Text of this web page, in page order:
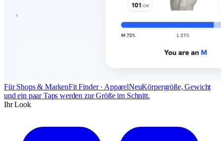
Für Shops & MarkenFit Finder · ApparelNeuKörpergröße, Gewicht
und ein paar Taps werden zur Größe im Schnitt.
Ihr Look